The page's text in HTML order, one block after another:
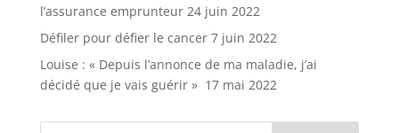
l’assurance emprunteur 24 juin 2022
Défiler pour défier le cancer 7 juin 2022
Louise : « Depuis l’annonce de ma maladie, j’ai
décidé que je vais guérir » 17 mai 2022